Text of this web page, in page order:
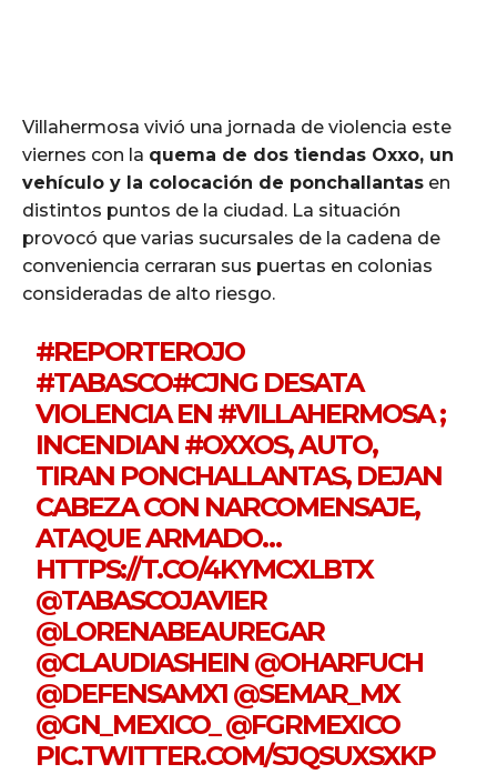
Villahermosa vivió una jornada de violencia este
viernes con la quema de dos tiendas Oxxo, un
vehículo y la colocación de ponchallantas en
distintos puntos de la ciudad. La situación
provocó que varias sucursales de la cadena de
conveniencia cerraran sus puertas en colonias
consideradas de alto riesgo.
#REPORTEROJO
#TABASCO#CJNG DESATA
VIOLENCIA EN #VILLAHERMOSA;
INCENDIAN #OXXOS, AUTO,
TIRAN PONCHALLANTAS, DEJAN
CABEZA CON NARCOMENSAJE,
ATAQUE ARMADO…
HTTPS://T.CO/4KYMCXLBTX
@TABASCOJAVIER
@LORENABEAUREGAR
@CLAUDIASHEIN @OHARFUCH
@DEFENSAMX1 @SEMAR_MX
@GN_MEXICO_@FGRMEXICO
PIC.TWITTER.COM/SJQSUXSXKP